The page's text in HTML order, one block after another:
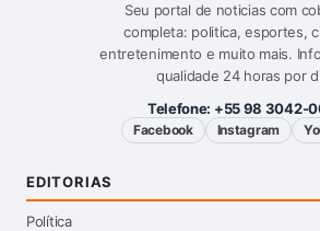
Seu portal de noticias com
completa: politica, esportes,
entretenimento e muito mais.
qualidade 24 horas por
Telefone: +55 98 3042-
Facebook Instagram
EDITORIAS
Política